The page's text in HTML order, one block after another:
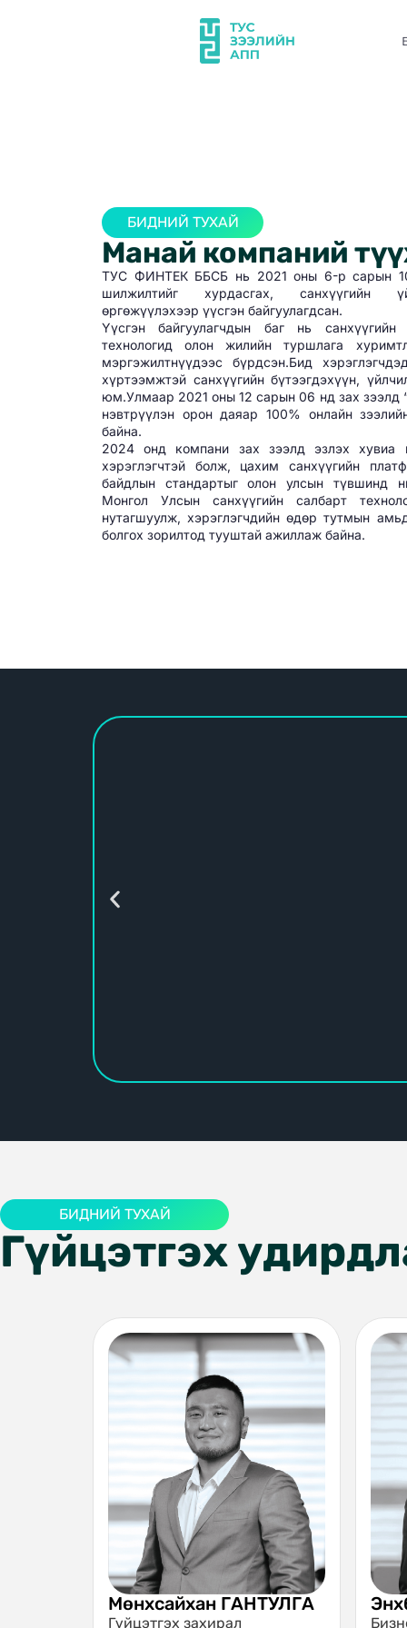
БИДНИЙ ТУХАЙ
Манай компаний
ТУС ФИНТЕК ББСБ нь 2021 оны 6-р сарын
шилжилтийг хурдасгах, санхүүгийн
өргөжүүлэхээр үүсгэн байгуулагдсан.
Үүсгэн байгуулагчдын баг нь
технологид олон жилийн туршлага
мэргэжилтнүүдээс бүрдсэн.Бид
хүртээмжтэй санхүүгийн бүтээгдэхүүн,
юм.Улмаар 2021 оны 12 сарын 06 нд зах зээлд
нэвтрүүлэн орон даяар 100% онлайн
байна.
2024 онд компани зах зээлд эзлэх хувиа
хэрэглэгчтэй болж, цахим санхүүгийн
байдлын стандартыг олон улсын түвшинд
Монгол Улсын санхүүгийн салбарт
нутагшуулж, хэрэглэгчдийн өдөр тутмын
болгох зорилтод тууштай ажиллаж байна.
Таны
БИДНИЙ ТУХАЙ
Гүйцэтгэх
Мөнхсайхан ГАНТУЛГА
Гүйцэтгэх захирал